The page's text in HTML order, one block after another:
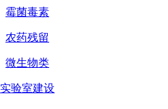
霉菌毒素
农药残留
微生物类
实验室建设